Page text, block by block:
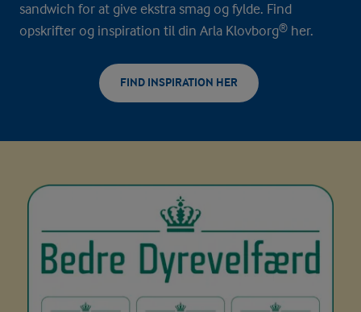
sandwich for at give ekstra smag og fylde. Find
opskrifter og inspiration til din Arla Klovborg® her.
FIND INSPIRATION HER